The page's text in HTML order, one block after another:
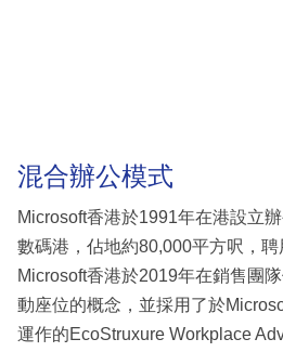
混合辦公模式
Microsoft香港於1991年在港設立
數碼港，佔地約80,000平方呎，聘
Microsoft香港於2019年在銷售團
動座位的概念，並採用了於
運作的EcoStruxure Workplace